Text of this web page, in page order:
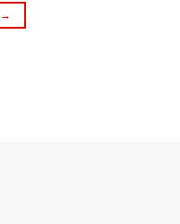
→